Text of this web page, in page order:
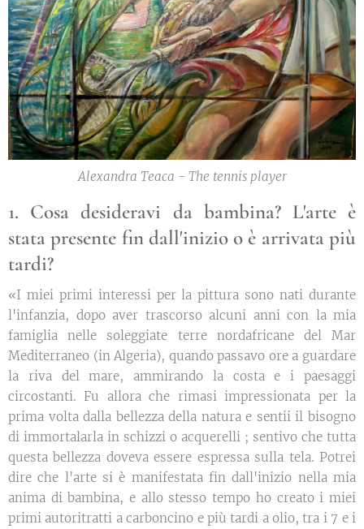
Alexandra Teaca - The tennis player
1. Cosa desideravi da bambina? L'arte è
stata presente fin dall'inizio o è arrivata più
tardi?
«I miei primi interessi per la pittura sono nati durante
l'infanzia, dopo aver trascorso alcuni anni con la mia
famiglia nelle soleggiate terre nordafricane del Mar
Mediterraneo (in Algeria), quando passavo ore a guardare
la riva del mare, ammirando la costa e i paesaggi
circostanti. Fu allora che rimasi impressionata per la
prima volta dalla bellezza della natura e sentii il bisogno
di immortalarla in schizzi o acquerelli ; sentivo che tutta
questa bellezza doveva essere espressa sulla tela. Potrei
dire che l'arte si è manifestata fin dall'inizio nella mia
anima di bambina, e allo stesso tempo ho creato i miei
primi autoritratti a carboncino e più tardi a olio, tra i 7 e i